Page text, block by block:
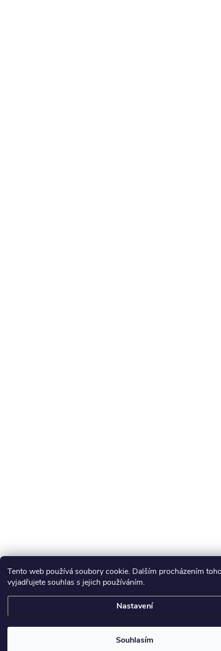
Tento web používá soubory cookie. Dalším procházením
vyjadřujete souhlas s jejich používáním.
Nastavení
Souhlasím